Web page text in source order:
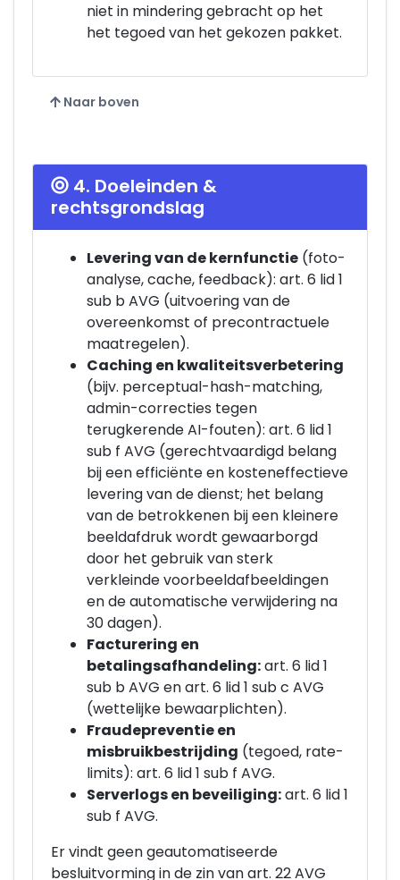
niet in mindering gebracht op het
het tegoed van het gekozen pakket.
Naar boven
4. Doeleinden &
rechtsgrondslag
Levering van de kernfunctie (foto-
analyse, cache, feedback): art. 6 lid 1
sub b AVG (uitvoering van de
overeenkomst of precontractuele
maatregelen).
Caching en kwaliteitsverbetering
(bijv. perceptual-hash-matching,
admin-correcties tegen
terugkerende AI-fouten): art. 6 lid 1
sub f AVG (gerechtvaardigd belang
bij een efficiënte en kosteneffectieve
levering van de dienst; het belang
van de betrokkenen bij een kleinere
beeldafdruk wordt gewaarborgd
door het gebruik van sterk
verkleinde voorbeeldafbeeldingen
en de automatische verwijdering na
30 dagen).
Facturering en
betalingsafhandeling:art. 6 lid 1
sub b AVG en art. 6 lid 1 sub c AVG
(wettelijke bewaarplichten).
Fraudepreventie en
misbruikbestrijding (tegoed, rate-
limits): art. 6 lid 1 sub f AVG.
Serverlogs en beveiliging:art. 6 lid 1
sub f AVG.
Er vindt geen geautomatiseerde
besluitvorming in de zin van art. 22 AVG